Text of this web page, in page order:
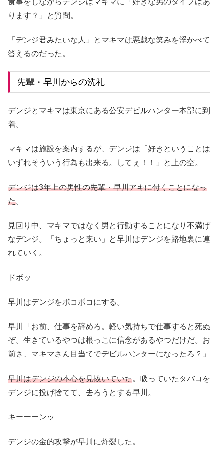
ります？」と質問。
「デンジ君みたいな人」とマキマは悪戯な笑みを浮かべて
答えるのだった。
先輩・早川からの洗礼
デンジとマキマは東京にある公安デビルハンター本部に到
着。
マキマは施設を案内するが、デンジは「好きということは
いずれそういう行為も出来る。してぇ！！」と上の空。
デンジは3年上の男性の先輩・早川アキに付くことになっ
た。
見回り中、マキマではなく男と行動することになり不満げ
なデンジ。「ちょっと来い」と早川はデンジを路地裏に連
れていく。
ドボッ
早川はデンジをボコボコにする。
早川「お前、仕事を辞めろ。軽い気持ちで仕事すると死ぬ
ぞ。生きているやつは根っこに信念があるやつだけだ。お
前さ、マキマさん目当てでデビルハンターになったろ？」
早川はデンジの本心を見抜いていた。吸っていたタバコを
デンジに投げ捨てて、去ろうとする早川。
キーーーンッ
デンジの金的攻撃が早川に炸裂した。